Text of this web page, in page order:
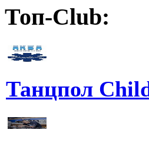
Топ-Club:
Танцпол